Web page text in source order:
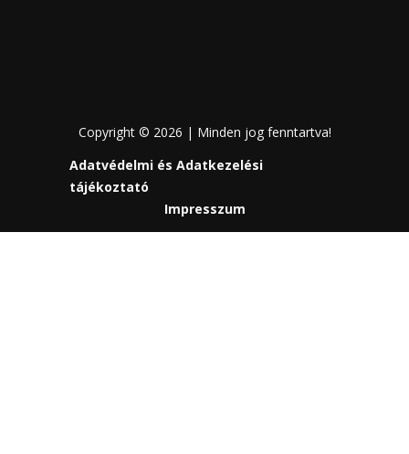
Copyright © 2026 | Minden jog fenntartva!
Adatvédelmi és Adatkezelési
tájékoztató
Impresszum